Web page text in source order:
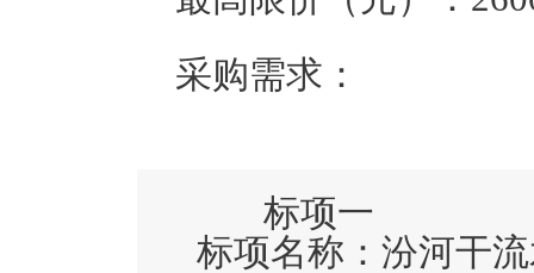
采购需求：
标项一
标项名称： 汾河干